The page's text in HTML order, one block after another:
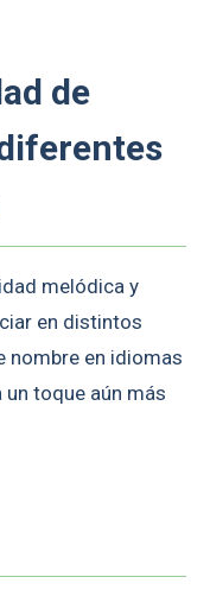
de
melódica y
en distintos
nombre en idiomas
toque aún más